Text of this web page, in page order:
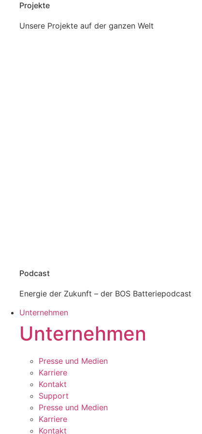
Projekte
Unsere Projekte auf der ganzen Welt
Podcast
Energie der Zukunft – der BOS Batteriepodcast
Unternehmen
Unternehmen
Presse und Medien
Karriere
Kontakt
Support
Presse und Medien
Karriere
Kontakt